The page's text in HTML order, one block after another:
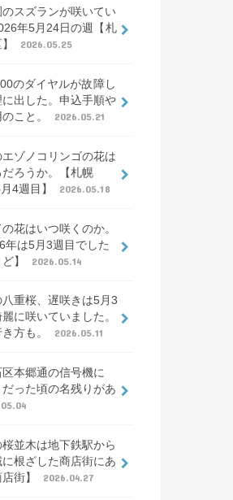
スズランが咲いてい
年5月24日の週【札
2026.05.25
のダイヤルが故障し
出した。申込手順や
こと。
2026.05.21
ゾノコリンゴの花は
ろうか。【札幌
4週目】
2026.05.18
花はいつ咲くのか。
年は5月3週目でした
】
2026.05.14
重桜、遅咲きは5月3
に咲いていました。
方も。
2026.05.11
本郷通の信号機に
だった頃の名残りがあ
並木は地下鉄駅から
根ざした商店街にあ
街】
2026.04.27